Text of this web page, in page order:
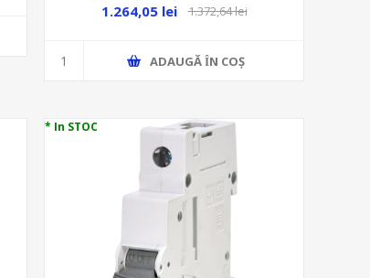
1.264,05 lei 1.372,64 lei
ADAUGĂ ȊN COŞ
* In STOC